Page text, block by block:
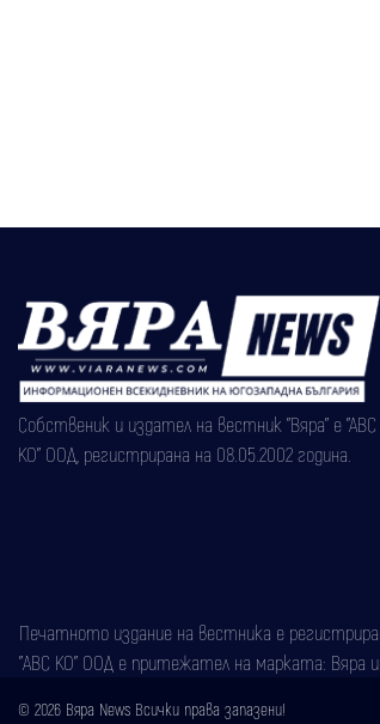
Собственик и издател на вестник "Вяра" е "АВС
КО" ООД, регистрирана на 08.05.2002 година.
Печатното издание на вестника е
"АВС КО" ООД е притежател на марката: Вяра
© 2026 Вяра News Всички права запазени!